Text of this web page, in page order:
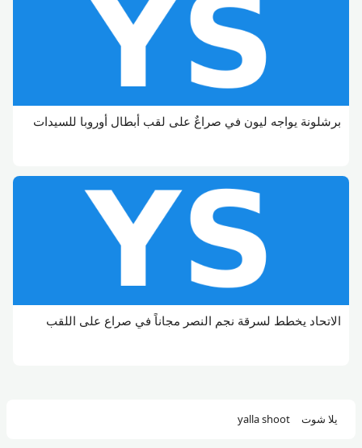
برشلونة يواجه ليون في صراعٌ على لقب أبطال أوروبا للسيدات
الاتحاد يخطط لسرقة نجم النصر مجاناً في صراع على اللقب
يلا شوت yalla shoot